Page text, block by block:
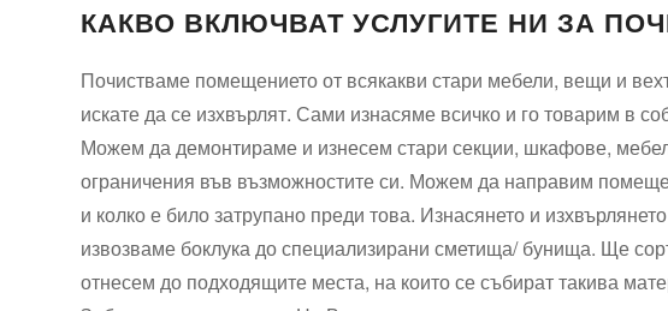
КАКВО ВКЛЮЧВАТ УСЛУГИТЕ НИ ЗА
Почистваме помещението от всякакви стари мебели, вещи и
искате да се изхвърлят. Сами изнасяме всичко и го товарим в
Можем да демонтираме и изнесем стари секции, шкафове,
ограничения във възможностите си. Можем да направим
и колко е било затрупано преди това. Изнасянето и
извозваме боклука до специализирани сметища/ бунища. Ще
отнесем до подходящите места, на които се събират такива